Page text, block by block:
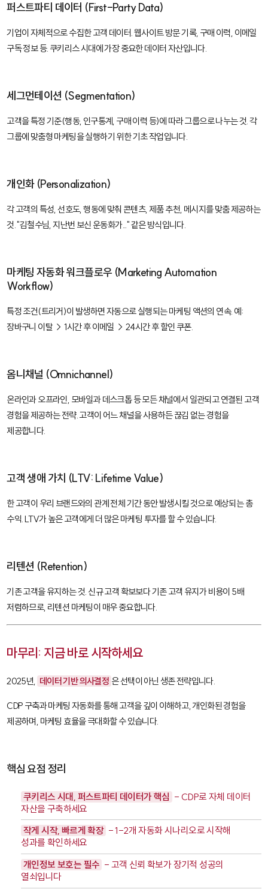
퍼스트파티 데이터 (First-Party Data)
기업이 자체적으로 수집한 고객 데이터. 웹사이트 방문 기록, 구매 이력, 이메일
구독 정보 등. 쿠키리스 시대에 가장 중요한 데이터 자산입니다.
세그먼테이션 (Segmentation)
고객을 특정 기준(행동, 인구통계, 구매 이력 등)에 따라 그룹으로 나누는 것. 각
그룹에 맞춤형 마케팅을 실행하기 위한 기초 작업입니다.
개인화 (Personalization)
각 고객의 특성, 선호도, 행동에 맞춰 콘텐츠, 제품 추천, 메시지를 맞춤 제공하는
것. "김철수님, 지난번 보신 운동화가..." 같은 방식입니다.
마케팅 자동화 워크플로우 (Marketing Automation
Workflow)
특정 조건(트리거)이 발생하면 자동으로 실행되는 마케팅 액션의 연속. 예:
장바구니 이탈 → 1시간 후 이메일 → 24시간 후 할인 쿠폰.
옴니채널 (Omnichannel)
온라인과 오프라인, 모바일과 데스크톱 등 모든 채널에서 일관되고 연결된 고객
경험을 제공하는 전략. 고객이 어느 채널을 사용하든 끊김 없는 경험을
제공합니다.
고객 생애 가치 (LTV: Lifetime Value)
한 고객이 우리 브랜드와의 관계 전체 기간 동안 발생시킬 것으로 예상되는 총
수익. LTV가 높은 고객에게 더 많은 마케팅 투자를 할 수 있습니다.
리텐션 (Retention)
기존 고객을 유지하는 것. 신규 고객 확보보다 기존 고객 유지가 비용이 5배
저렴하므로, 리텐션 마케팅이 매우 중요합니다.
마무리: 지금 바로 시작하세요
2025년, 데이터 기반 의사결정 은 선택이 아닌 생존 전략입니다.
CDP 구축과 마케팅 자동화를 통해 고객을 깊이 이해하고, 개인화된 경험을
제공하며, 마케팅 효율을 극대화할 수 있습니다.
핵심 요점 정리
쿠키리스 시대, 퍼스트파티 데이터가 핵심 - CDP로 자체 데이터
자산을 구축하세요
작게 시작, 빠르게 확장 - 1-2개 자동화 시나리오로 시작해
성과를 확인하세요
개인정보 보호는 필수 - 고객 신뢰 확보가 장기적 성공의
열쇠입니다